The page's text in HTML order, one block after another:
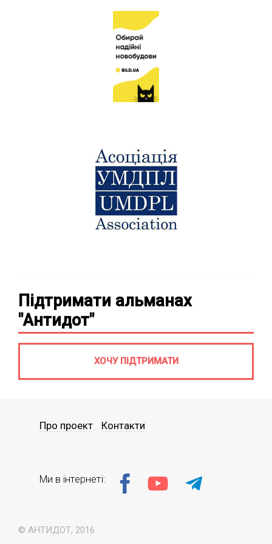
Підтримати альманах
"Антидот"
ХОЧУ ПІДТРИМАТИ
© АНТИДОТ, 2016
Про проект Контакти
Ми в інтернеті: